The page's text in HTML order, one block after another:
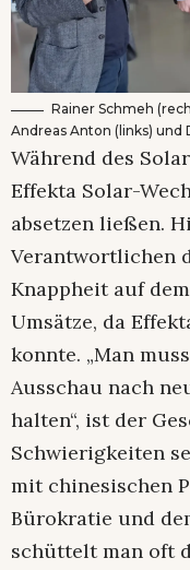
Rainer Schmeh
Andreas Anton (links) und
Während des
Effekta Solar-
absetzen ließen.
Verantwortlichen
Knappheit auf
Umsätze, da
konnte. „Man
Ausschau nach
halten“, ist der
Schwierigkeiten
mit chinesischen
Bürokratie und
schüttelt man oft